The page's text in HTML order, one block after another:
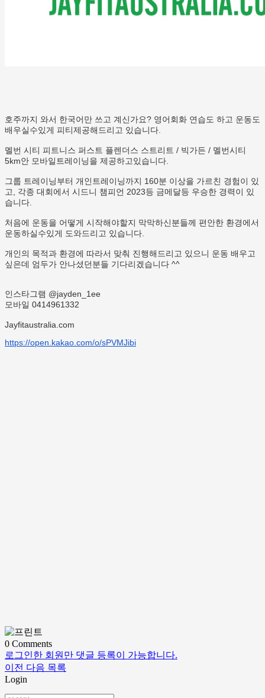
호주까지 와서 한국어만 쓰고 계신가요? 영어회화 연습도 하고 운동도
배우실수있게 피티제공해드리고 있습니다.
멜번 시티 피트니스 퍼스트 플렌더스 스트리트 / 빅가든 / 멜번시티
5km안 모바일트레이닝을 제공하고있습니다.
그룹 트레이닝부터 개인트레이닝까지 160분 이상을 가르친 경험이 있
고, 각종 대회에서 시드니 챔피언 2023등 금메달등 우승한 경력이 있
습니다.
처음에 운동을 어떻게 시작해야할지 막막하신분들께 편안한 환경에서
운동하실수있게 도와드리고 있습니다.
개인의 목적과 환경에 따라서 맞춰 진행해드리고 있으니 운동 배우고
싶은데 엄두가 안나셨던분들 기다리겠습니다 ^^
인스타그램 @jayden_1ee
모바일 0414961332
Jayfitaustralia.com
https://open.kakao.com/o/sPVMJibi
0 Comments
로그인한 회원만 댓글 등록이 가능합니다.
이전 다음 목록
Login